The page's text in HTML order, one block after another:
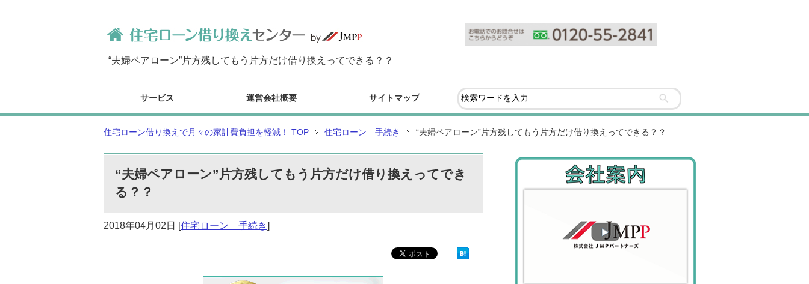
“夫婦ペアローン”片方残してもう片方だけ借り換えってできる？？
サービス 運営会社概要 サイトマップ
住宅ローン借り換えで月々の家計費負担を軽減！ TOP 住宅ローン 手続き “夫婦ペアローン”片方残してもう片方だけ借り換えってできる？？
“夫婦ペアローン”片方残してもう片方だけ借り換えってでき
る？？
2018年04月02日 [住宅ローン 手続き]